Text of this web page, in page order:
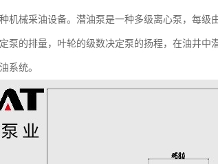
机械采油设备。潜油泵是一种多级离心泵，每
泵的排量，叶轮的级数决定泵的扬程，在油井
系统。